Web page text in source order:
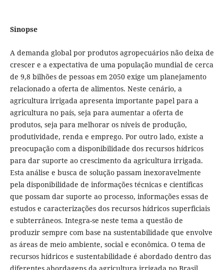
Sinopse
A demanda global por produtos agropecuários não deixa de
crescer e a expectativa de uma população mundial de cerca
de 9,8 bilhões de pessoas em 2050 exige um planejamento
relacionado a oferta de alimentos. Neste cenário, a
agricultura irrigada apresenta importante papel para a
agricultura no país, seja para aumentar a oferta de
produtos, seja para melhorar os níveis de produção,
produtividade, renda e emprego. Por outro lado, existe a
preocupação com a disponibilidade dos recursos hídricos
para dar suporte ao crescimento da agricultura irrigada.
Esta análise e busca de solução passam inexoravelmente
pela disponibilidade de informações técnicas e científicas
que possam dar suporte ao processo, informações essas de
estudos e caracterizações dos recursos hídricos superficiais
e subterrâneos. Integra-se neste tema a questão de
produzir sempre com base na sustentabilidade que envolve
as áreas de meio ambiente, social e econômica. O tema de
recursos hídricos e sustentabilidade é abordado dentro das